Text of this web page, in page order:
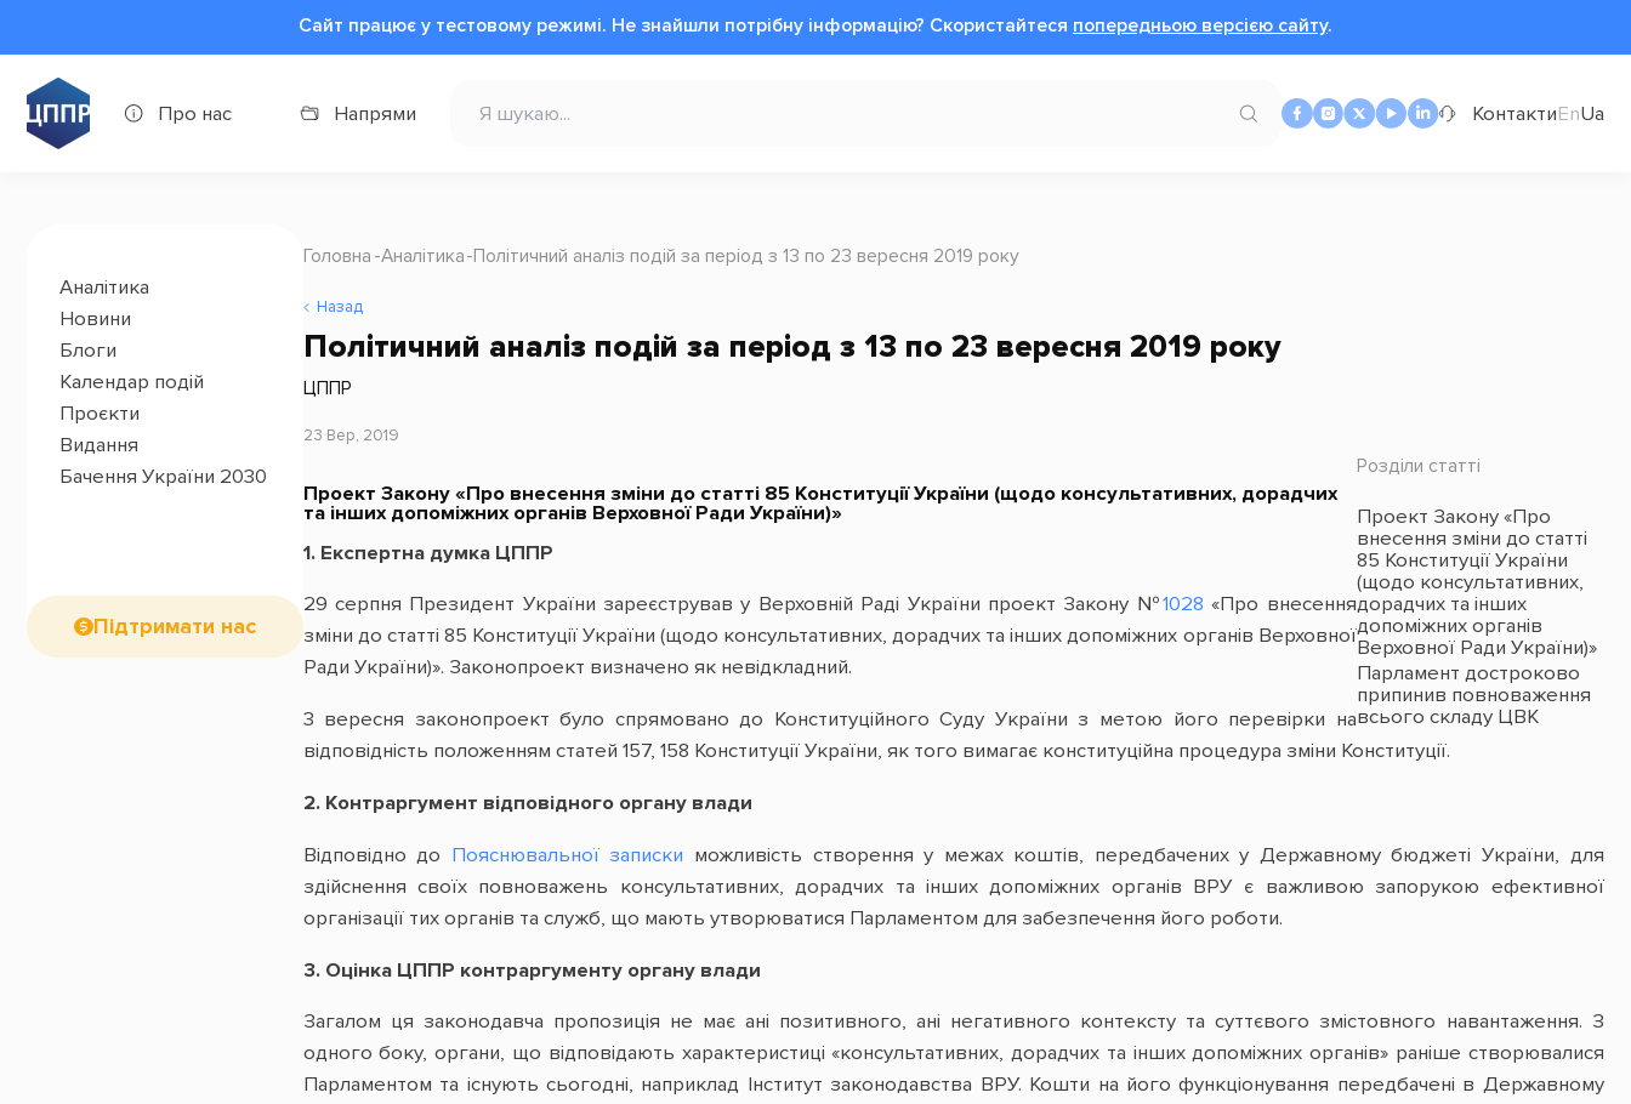
Сайт працює у тестовому режимі. Не знайшли потрібну інформацію? Cкористайтеся попередньою версією сайту.
Про нас Напрями КонтактиEnUa
Аналітика
Новини
Блоги
Календар подій
Проєкти
Видання
Бачення України 2030
Підтримати нас
Головна Аналітика Політичний аналіз подій за період з 13 по 23 вересня 2019 року
Назад
Політичний аналіз подій за період з 13 по 23 вересня 2019 року
ЦППР
23 Вер, 2019
Розділи статті
Проект Закону «Про
внесення зміни до статті
85 Конституції України
(щодо консультативних,
дорадчих та інших
допоміжних органів
Верховної Ради України)»
Парламент достроково
припинив повноваження
всього складу ЦВК
Проект Закону «Про внесення зміни до статті 85 Конституції України (щодо консультативних, дорадчих
та інших допоміжних органів Верховної Ради України)»
1. Експертна думка ЦППР
29 серпня Президент України зареєстрував у Верховній Раді України проект Закону №1028 «Про внесення
зміни до статті 85 Конституції України (щодо консультативних, дорадчих та інших допоміжних органів Верховної
Ради України)». Законопроект визначено як невідкладний.
3 вересня законопроект було спрямовано до Конституційного Суду України з метою його перевірки на
відповідність положенням статей 157, 158 Конституції України, як того вимагає конституційна процедура зміни Конституції.
2. Контраргумент відповідного органу влади
Відповідно до Пояснювальної записки можливість створення у межах коштів, передбачених у Державному бюджеті України, для
здійснення своїх повноважень консультативних, дорадчих та інших допоміжних органів ВРУ є важливою запорукою ефективної
організації тих органів та служб, що мають утворюватися Парламентом для забезпечення його роботи.
3. Оцінка ЦППР контраргументу органу влади
Загалом ця законодавча пропозиція не має ані позитивного, ані негативного контексту та суттєвого змістовного навантаження. З
одного боку, органи, що відповідають характеристиці «консультативних, дорадчих та інших допоміжних органів» раніше створювалися
Парламентом та існують сьогодні, наприклад Інститут законодавства ВРУ. Кошти на його функціонування передбачені в Державному